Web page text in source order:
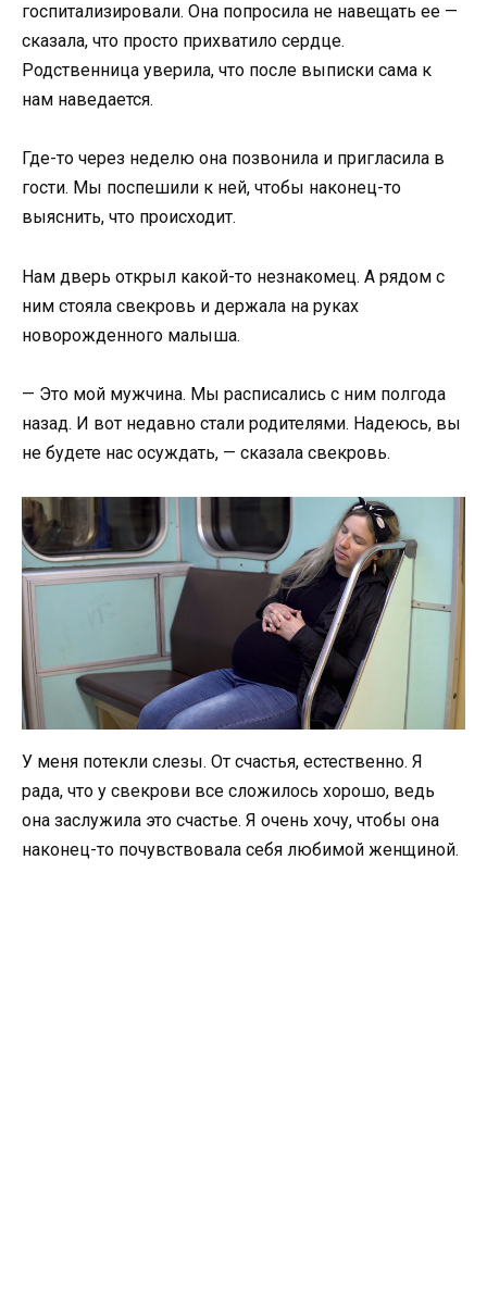
госпитализировали. Она попросила не навещать ее —
сказала, что просто прихватило сердце.
Родственница уверила, что после выписки сама к
нам наведается.
Где-то через неделю она позвонила и пригласила в
гости. Мы поспешили к ней, чтобы наконец-то
выяснить, что происходит.
Нам дверь открыл какой-то незнакомец. А рядом с
ним стояла свекровь и держала на руках
новорожденного малыша.
— Это мой мужчина. Мы расписались с ним полгода
назад. И вот недавно стали родителями. Надеюсь, вы
не будете нас осуждать, — сказала свекровь.
У меня потекли слезы. От счастья, естественно. Я
рада, что у свекрови все сложилось хорошо, ведь
она заслужила это счастье. Я очень хочу, чтобы она
наконец-то почувствовала себя любимой женщиной.